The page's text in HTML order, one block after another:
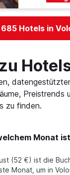
Hotels in
Preistrends
zu finden.
Monat
(52 €) ist die
Monat, um in